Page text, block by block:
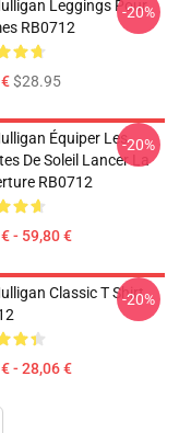
Leggings Pour
RB0712
$28.95
-20%
Équiper Les
De Soleil Lancer La
RB0712
- 59,80 €
-20%
Classic T Shirt
- 28,06 €
-20%